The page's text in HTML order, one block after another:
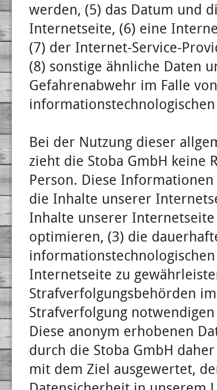
werden, (5) das Datum und
Internetseite, (6) eine
(7) der Internet-Service-
(8) sonstige ähnliche Daten
Gefahrenabwehr im Falle
Bei der Nutzung dieser
zieht die Stoba GmbH keine
Person. Diese
die Inhalte unserer
Inhalte unserer
optimieren, (3) die
Internetseite zu
Strafverfolgungsbehörden
Strafverfolgung
Diese anonym erhobenen
durch die Stoba GmbH
mit dem Ziel ausgewertet,